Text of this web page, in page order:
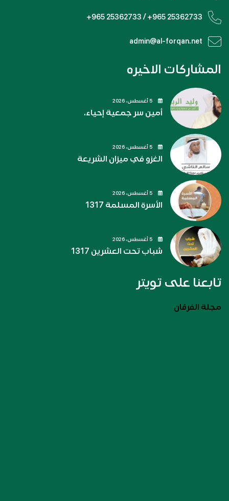
+965 25362733 / +965 25362733
admin@al-forqan.net
المشاركات الاخيره
أمين سر جمعية إحياء.
الغزو في ميزان الشريعة
الأسرة المسلمة 1317
شباب تحت العشرين 1317
تابعنا على تويتر
مجلة الفرقان